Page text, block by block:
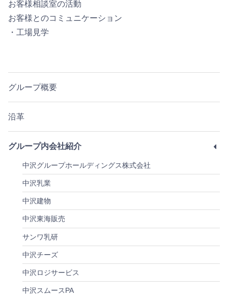
お客様相談室の活動
お客様とのコミュニケーション
・工場見学
グループ概要
沿革
グループ内会社紹介
中沢グループホールディングス株式会社
中沢乳業
中沢建物
中沢東海販売
サンワ乳研
中沢チーズ
中沢ロジサービス
中沢スムースPA